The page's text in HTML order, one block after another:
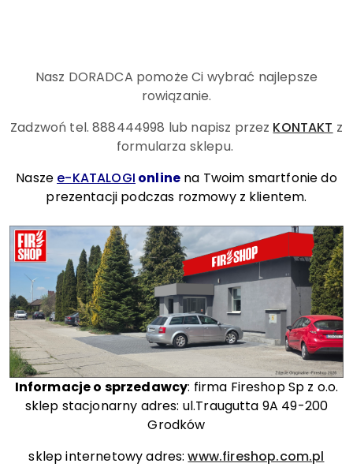
Nasz DORADCA pomoże Ci wybrać najlepsze
rowiązanie.
Zadzwoń tel. 888444998 lub napisz przez KONTAKT z
formularza sklepu.
Nasze e-KATALOGI online na Twoim smartfonie do
prezentacji podczas rozmowy z klientem.
Informacje o sprzedawcy: firma Fireshop Sp z o.o.
sklep stacjonarny adres: ul.Traugutta 9A 49-200
Grodków
sklep internetowy adres:www.fireshop.com.pl